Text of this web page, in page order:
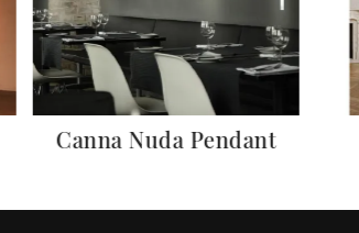
Canna Nuda Pendant